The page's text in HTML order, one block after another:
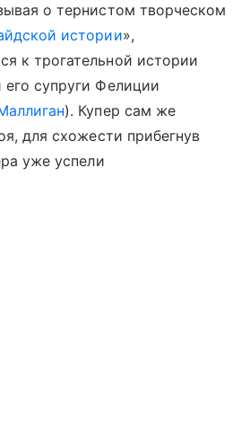
о тернистом творческом
истории»,
к трогательной истории
супруги Фелиции
). Купер сам же
для схожести прибегнув
уже успели